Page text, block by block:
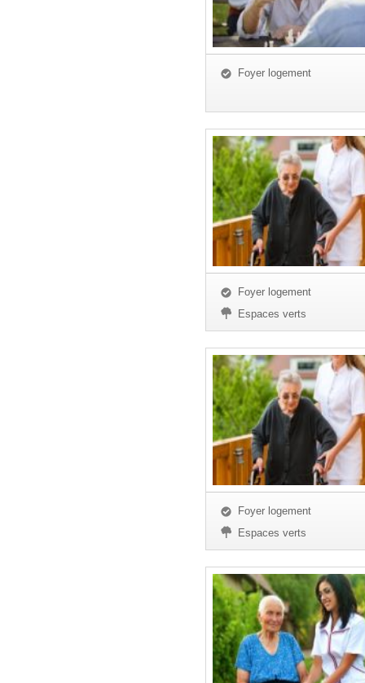
Foyer logement
Foyer logement
Espaces verts
Foyer logement
Espaces verts